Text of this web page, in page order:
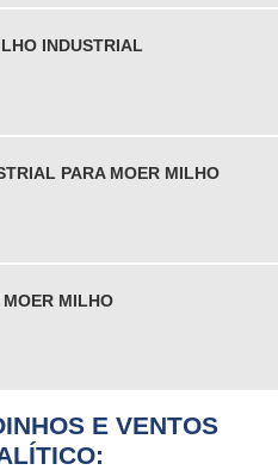
INDUSTRIAL
PARA MOER MILHO
MOER MILHO
E VENTOS